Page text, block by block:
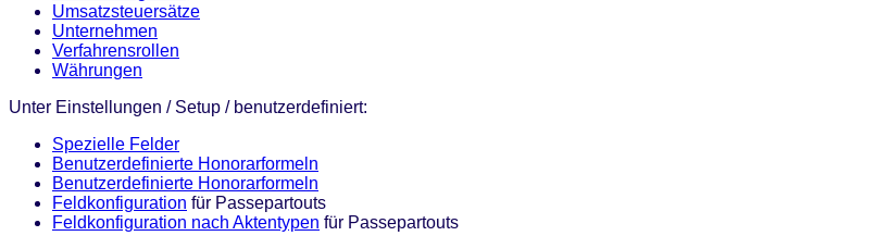
Umsatzsteuersätze
Unternehmen
Verfahrensrollen
Währungen
Unter Einstellungen / Setup / benutzerdefiniert:
Spezielle Felder
Benutzerdefinierte Honorarformeln
Benutzerdefinierte Honorarformeln
Feldkonfiguration für Passepartouts
Feldkonfiguration nach Aktentypen für Passepartouts